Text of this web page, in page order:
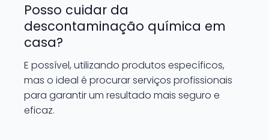
Posso cuidar da
descontaminação química em
casa?
E possível, utilizando produtos específicos,
mas o ideal é procurar serviços profissionais
para garantir um resultado mais seguro e
eficaz.